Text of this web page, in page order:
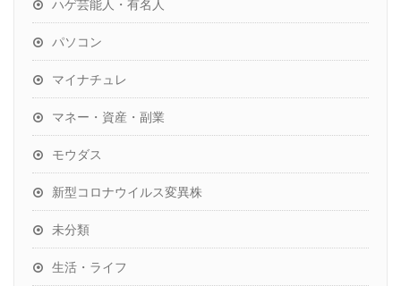
ハゲ芸能人・有名人
パソコン
マイナチュレ
マネー・資産・副業
モウダス
新型コロナウイルス変異株
未分類
生活・ライフ